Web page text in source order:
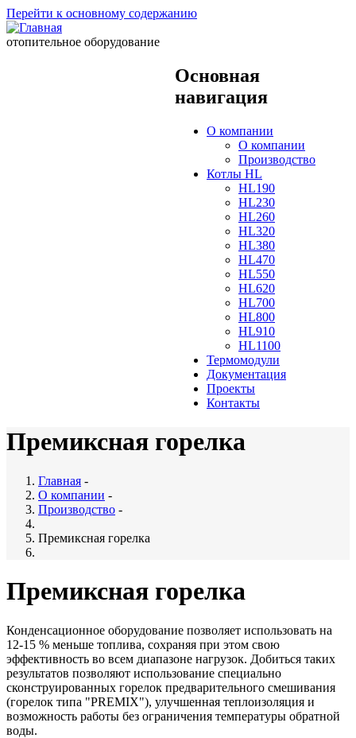
Перейти к основному содержанию
отопительное оборудование
Основная
навигация
О компании
О компании
Производство
Котлы HL
HL190
HL230
HL260
HL320
HL380
HL470
HL550
HL620
HL700
HL800
HL910
HL1100
Термомодули
Документация
Проекты
Контакты
Премиксная горелка
Главная -
О компании -
Производство -
Премиксная горелка
Премиксная горелка
Конденсационное оборудование позволяет использовать на
12-15 % меньше топлива, сохраняя при этом свою
эффективность во всем диапазоне нагрузок. Добиться таких
результатов позволяют использование специально
сконструированных горелок предварительного смешивания
(горелок типа "PREMIX"), улучшенная теплоизоляция и
возможность работы без ограничения температуры обратной
воды.